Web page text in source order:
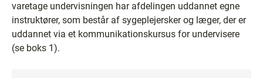
varetage undervisningen har afdelingen uddannet egne
instruktører, som består af sygeplejersker og læger, der er
uddannet via et kommunikationskursus for undervisere
(se boks 1).